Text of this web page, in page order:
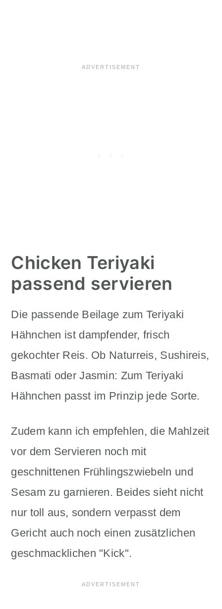
Chicken Teriyaki
passend servieren
Die passende Beilage zum Teriyaki
Hähnchen ist dampfender, frisch
gekochter Reis. Ob Naturreis, Sushireis,
Basmati oder Jasmin: Zum Teriyaki
Hähnchen passt im Prinzip jede Sorte.
Zudem kann ich empfehlen, die Mahlzeit
vor dem Servieren noch mit
geschnittenen Frühlingszwiebeln und
Sesam zu garnieren. Beides sieht nicht
nur toll aus, sondern verpasst dem
Gericht auch noch einen zusätzlichen
geschmacklichen "Kick".